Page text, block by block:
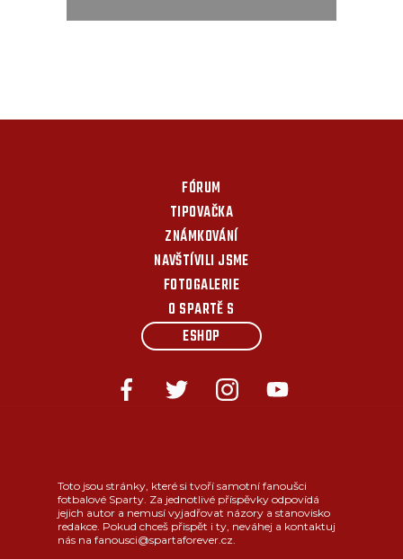
FÓRUM
TIPOVAČKA
ZNÁMKOVÁNÍ
NAVŠTÍVILI JSME
FOTOGALERIE
O SPARTĚ S
ESHOP
Toto jsou stránky, které si tvoří samotní fanoušci
fotbalové Sparty. Za jednotlivé příspěvky odpovídá
jejich autor a nemusí vyjadřovat názory a stanovisko
redakce. Pokud chceš přispět i ty, neváhej a kontaktuj
nás na fanousci@spartaforever.cz.